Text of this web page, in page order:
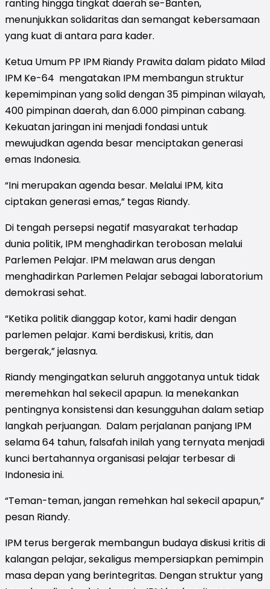
ranting hingga tingkat daerah se-Banten,
menunjukkan solidaritas dan semangat kebersamaan
yang kuat di antara para kader.
Ketua Umum PP IPM Riandy Prawita dalam pidato Milad
IPM Ke-64 mengatakan IPM membangun struktur
kepemimpinan yang solid dengan 35 pimpinan wilayah,
400 pimpinan daerah, dan 6.000 pimpinan cabang.
Kekuatan jaringan ini menjadi fondasi untuk
mewujudkan agenda besar menciptakan generasi
emas Indonesia.
“Ini merupakan agenda besar. Melalui IPM, kita
ciptakan generasi emas,” tegas Riandy.
Di tengah persepsi negatif masyarakat terhadap
dunia politik, IPM menghadirkan terobosan melalui
Parlemen Pelajar. IPM melawan arus dengan
menghadirkan Parlemen Pelajar sebagai laboratorium
demokrasi sehat.
“Ketika politik dianggap kotor, kami hadir dengan
parlemen pelajar. Kami berdiskusi, kritis, dan
bergerak,” jelasnya.
Riandy mengingatkan seluruh anggotanya untuk tidak
meremehkan hal sekecil apapun. Ia menekankan
pentingnya konsistensi dan kesungguhan dalam setiap
langkah perjuangan. Dalam perjalanan panjang IPM
selama 64 tahun, falsafah inilah yang ternyata menjadi
kunci bertahannya organisasi pelajar terbesar di
Indonesia ini.
“Teman-teman, jangan remehkan hal sekecil apapun,”
pesan Riandy.
IPM terus bergerak membangun budaya diskusi kritis di
kalangan pelajar, sekaligus mempersiapkan pemimpin
masa depan yang berintegritas. Dengan struktur yang